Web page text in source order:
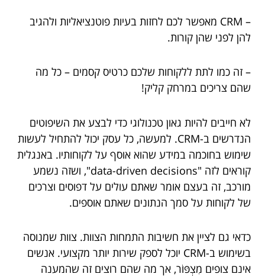
– CRM מאפשר לכם לחזות בעיות פוטנציאליות ולהגיב
להן לפני שהן קורות.
– זה כמו לתת ללקוחות שלכם כרטיס קסמים – כל מה
שהם צריכים במרחק קליק!
לא חייבים להיות גאון טכנולוגי כדי לבצע את השיפוטים
הנדרשים ב-CRM. למעשה, כל עסק יכול להתחיל לעשות
שימוש בחוכמה במידע שהוא אוסף על לקוחותיו. באנגלית
קוראים לזה "data-driven decisions", ושזה נשמע
מורכב, זה בעצם אומר שאתם עולים על דפוסים וצרכים
של לקוחות על סמך הנתונים שאתם אוספים.
כדאי גם לציין את חשיבות התמחות הצוות. צוות שמנוסה
בשימוש ב-CRM יוכל לספק שירות יותר מקצועי. אנשים
אינם צופים מִצְפּוֹר, אך מה שהם רוצים זה שהמענה